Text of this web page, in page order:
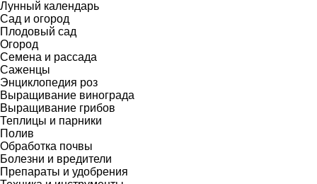
Лунный календарь
Сад и огород
Плодовый сад
Огород
Семена и рассада
Саженцы
Энциклопедия роз
Выращивание винограда
Выращивание грибов
Теплицы и парники
Полив
Обработка почвы
Болезни и вредители
Препараты и удобрения